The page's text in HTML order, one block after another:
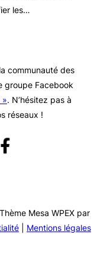
les…
communauté des
groupe Facebook
». N’hésitez pas à
réseaux !
Mesa WPEX par
Mentions légales